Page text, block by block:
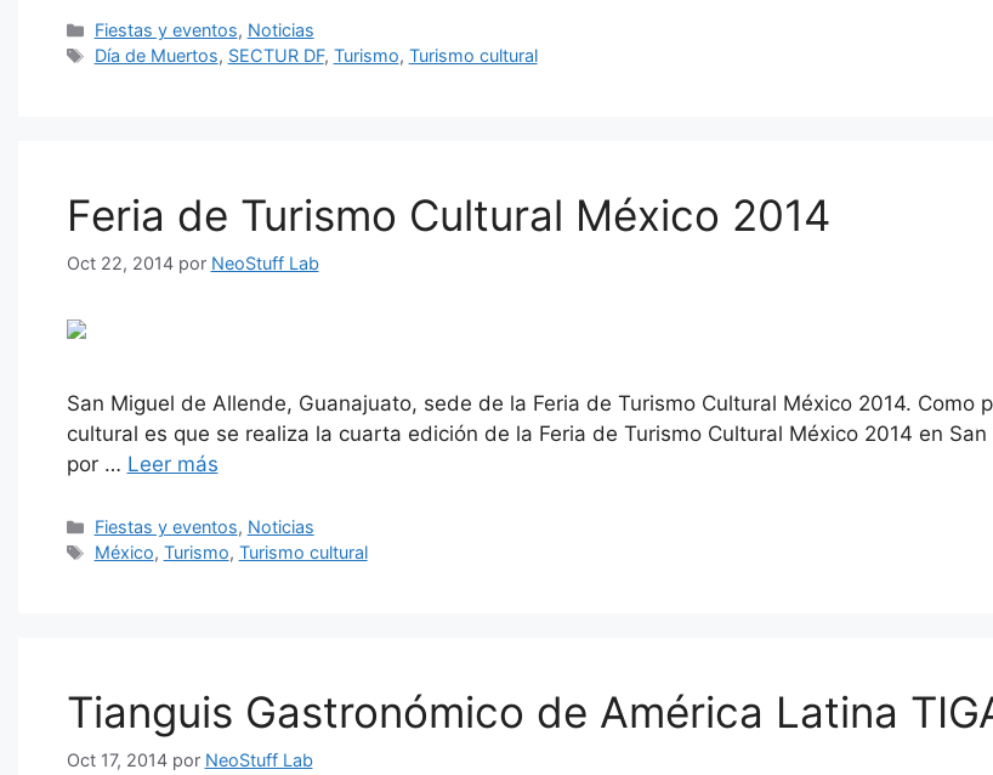
Categorías
Fiestas y eventos, Noticias
Etiquetas
Día de Muertos, SECTUR DF, Turismo, Turismo cultural
Feria de Turismo Cultural México 2014
Oct 22, 2014 por NeoStuff Lab
San Miguel de Allende, Guanajuato, sede de la Feria de Turismo Cultural México 2014.
cultural es que se realiza la cuarta edición de la Feria de Turismo Cultural México 2014 en
por … Leer más
Categorías
Fiestas y eventos, Noticias
Etiquetas
México, Turismo, Turismo cultural
Tianguis Gastronómico de América Latina
Oct 17, 2014 por NeoStuff Lab